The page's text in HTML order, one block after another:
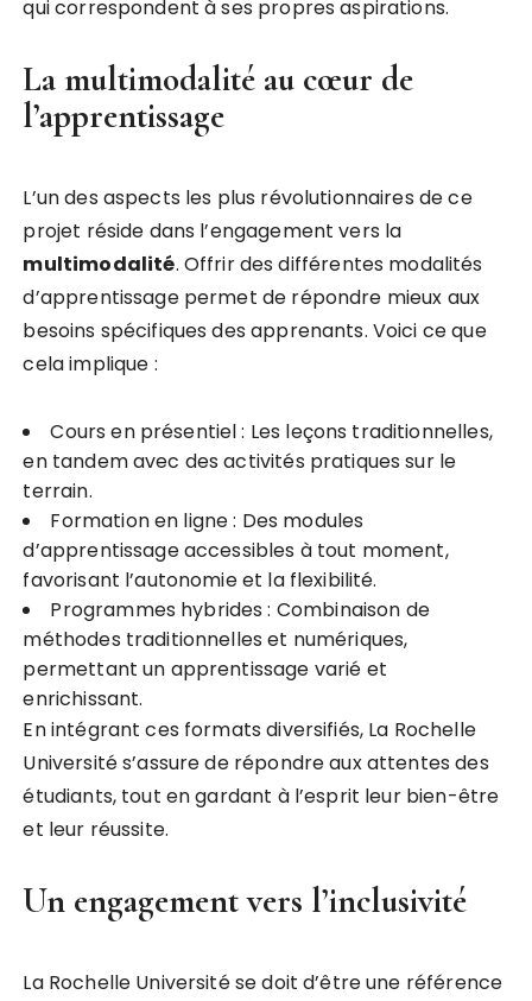
qui correspondent à ses propres aspirations.
La multimodalité au cœur de
l’apprentissage
L’un des aspects les plus révolutionnaires de ce
projet réside dans l’engagement vers la
multimodalité. Offrir des différentes modalités
d’apprentissage permet de répondre mieux aux
besoins spécifiques des apprenants. Voici ce que
cela implique :
Cours en présentiel : Les leçons traditionnelles,
en tandem avec des activités pratiques sur le
terrain.
Formation en ligne : Des modules
d’apprentissage accessibles à tout moment,
favorisant l’autonomie et la flexibilité.
Programmes hybrides : Combinaison de
méthodes traditionnelles et numériques,
permettant un apprentissage varié et
enrichissant.
En intégrant ces formats diversifiés, La Rochelle
Université s’assure de répondre aux attentes des
étudiants, tout en gardant à l’esprit leur bien-être
et leur réussite.
Un engagement vers l’inclusivité
La Rochelle Université se doit d’être une référence